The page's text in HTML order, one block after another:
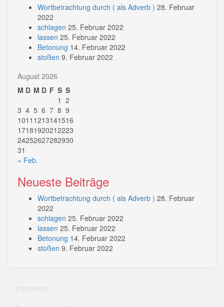
Wortbetrachtung durch ( als Adverb ) 28. Februar
2022
schlagen 25. Februar 2022
lassen 25. Februar 2022
Betonung 14. Februar 2022
stoßen 9. Februar 2022
August 2026
M D M D F S S
1 2
3 4 5 6 7 8 9
1011 1213141516
17181920212223
24252627282930
31
« Feb.
Neueste Beiträge
Wortbetrachtung durch ( als Adverb ) 28. Februar
2022
schlagen 25. Februar 2022
lassen 25. Februar 2022
Betonung 14. Februar 2022
stoßen 9. Februar 2022
Impressum